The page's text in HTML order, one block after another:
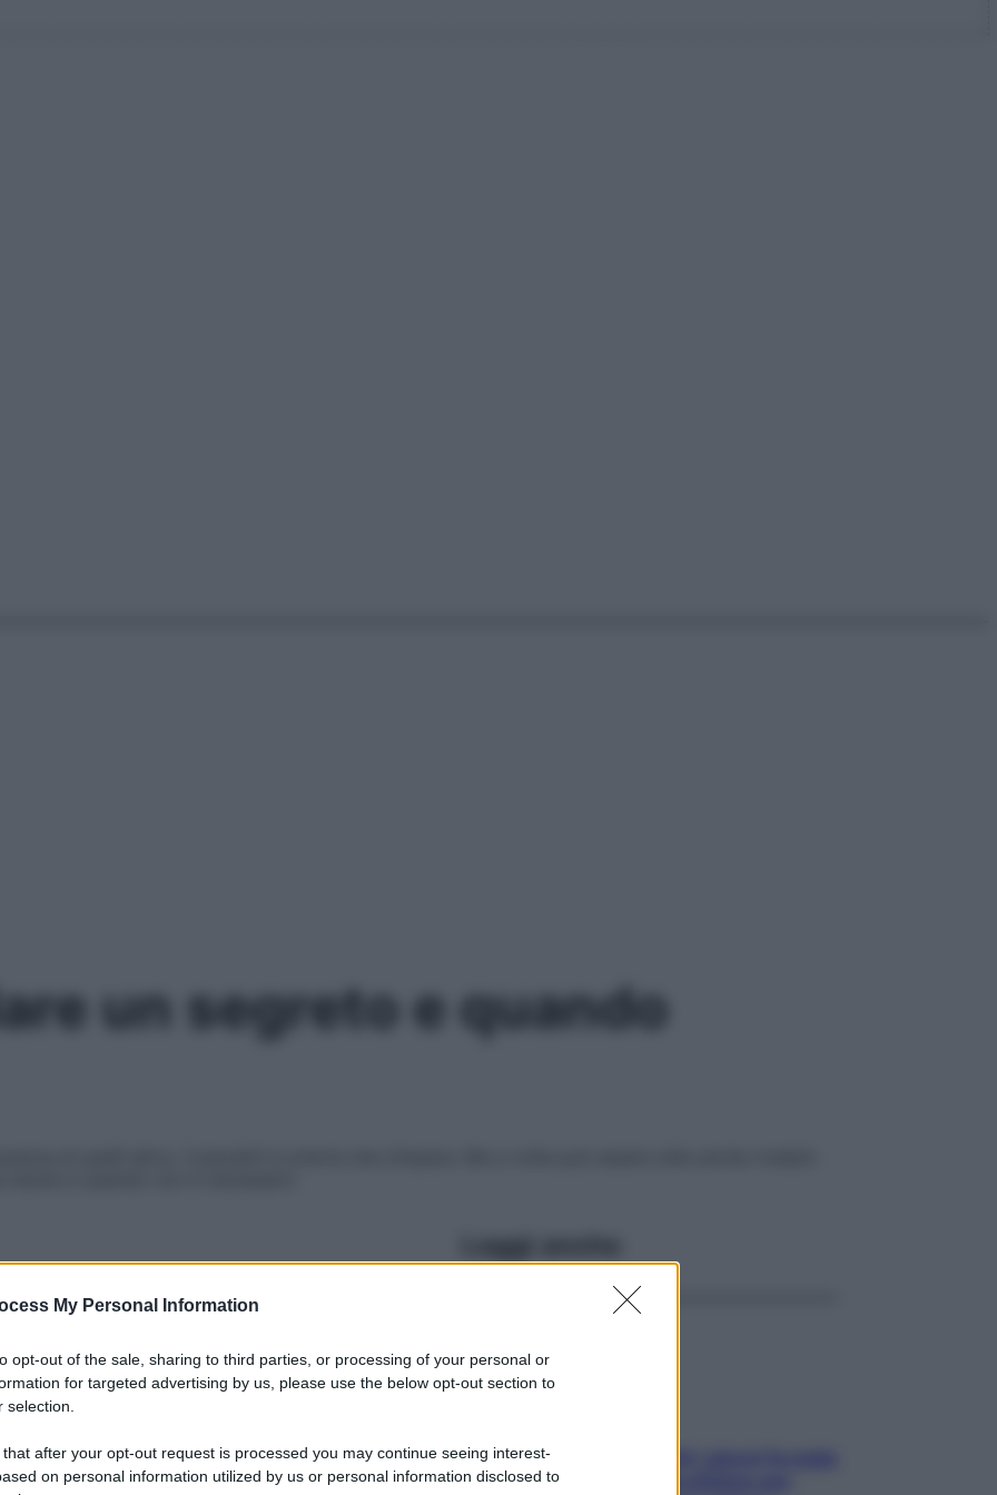
My Personal Information
opt-out of the sale, sharing to third parties, or processing of your personal or
for targeted advertising by us, please use the below opt-out section to
selection.
after your opt-out request is processed you may continue seeing interest-
on personal information utilized by us or personal information disclosed to
un segreto e quando
Doccia, lavarsi tutti i giorni fa male
alla pelle? I miti da sfatare per